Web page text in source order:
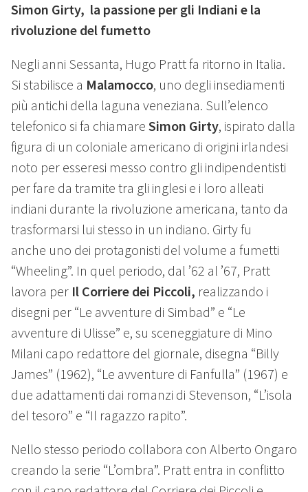
Simon Girty, la passione per gli Indiani e la
rivoluzione del fumetto
Negli anni Sessanta, Hugo Pratt fa ritorno in Italia.
Si stabilisce a Malamocco, uno degli insediamenti
più antichi della laguna veneziana. Sull’elenco
telefonico si fa chiamare Simon Girty, ispirato dalla
figura di un coloniale americano di origini irlandesi
noto per esseresi messo contro gli indipendentisti
per fare da tramite tra gli inglesi e i loro alleati
indiani durante la rivoluzione americana, tanto da
trasformarsi lui stesso in un indiano. Girty fu
anche uno dei protagonisti del volume a fumetti
“Wheeling”. In quel periodo, dal ’62 al ’67, Pratt
lavora per Il Corriere dei Piccoli, realizzando i
disegni per “Le avventure di Simbad” e “Le
avventure di Ulisse” e, su sceneggiature di Mino
Milani capo redattore del giornale, disegna “Billy
James” (1962), “Le avventure di Fanfulla” (1967) e
due adattamenti dai romanzi di Stevenson, “L’isola
del tesoro” e “Il ragazzo rapito”.
Nello stesso periodo collabora con Alberto Ongaro
creando la serie “L’ombra”. Pratt entra in conflitto